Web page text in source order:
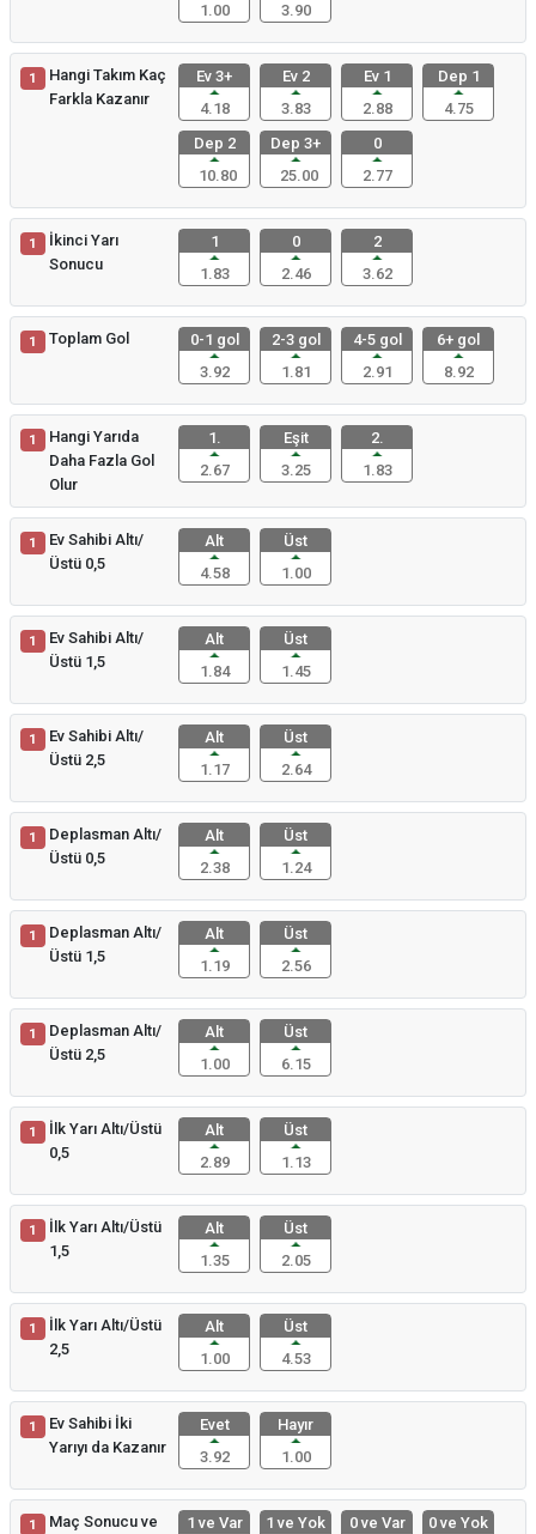
1.00
3.90
1
Hangi Takım Kaç
Farkla Kazanır
Ev 3+
4.18
Ev 2
3.83
Ev 1
2.88
Dep 1
4.75
Dep 2
10.80
Dep 3+
25.00
0
2.77
1
İkinci Yarı
Sonucu
1
1.83
0
2.46
2
3.62
1 Toplam Gol
0-1 gol
3.92
2-3 gol
1.81
4-5 gol
2.91
6+ gol
8.92
1
Hangi Yarıda
Daha Fazla Gol
Olur
1.
2.67
Eşit
3.25
2.
1.83
1
Ev Sahibi Altı/
Üstü 0,5
Alt
4.58
Üst
1.00
1
Ev Sahibi Altı/
Üstü 1,5
Alt
1.84
Üst
1.45
1
Ev Sahibi Altı/
Üstü 2,5
Alt
1.17
Üst
2.64
1
Deplasman Altı/
Üstü 0,5
Alt
2.38
Üst
1.24
1
Deplasman Altı/
Üstü 1,5
Alt
1.19
Üst
2.56
1
Deplasman Altı/
Üstü 2,5
Alt
1.00
Üst
6.15
1
İlk Yarı Altı/Üstü
0,5
Alt
2.89
Üst
1.13
1
İlk Yarı Altı/Üstü
1,5
Alt
1.35
Üst
2.05
1
İlk Yarı Altı/Üstü
2,5
Alt
1.00
Üst
4.53
1
Ev Sahibi İki
Yarıyı da Kazanır
Evet
3.92
Hayır
1.00
1
Maç Sonucu ve
1 ve Var
1 ve Yok
0 ve Var
0 ve Yok